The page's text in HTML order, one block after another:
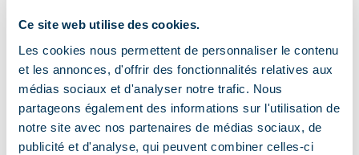
Ce site web utilise des cookies.
Les cookies nous permettent de personnaliser le contenu
et les annonces, d'offrir des fonctionnalités relatives aux
médias sociaux et d'analyser notre trafic. Nous
partageons également des informations sur l'utilisation de
notre site avec nos partenaires de médias sociaux, de
publicité et d'analyse, qui peuvent combiner celles-ci
Chaise bébé
Lit bébé
Baignoire bébé
Table à langer
Cafetière
Hotte aspirante